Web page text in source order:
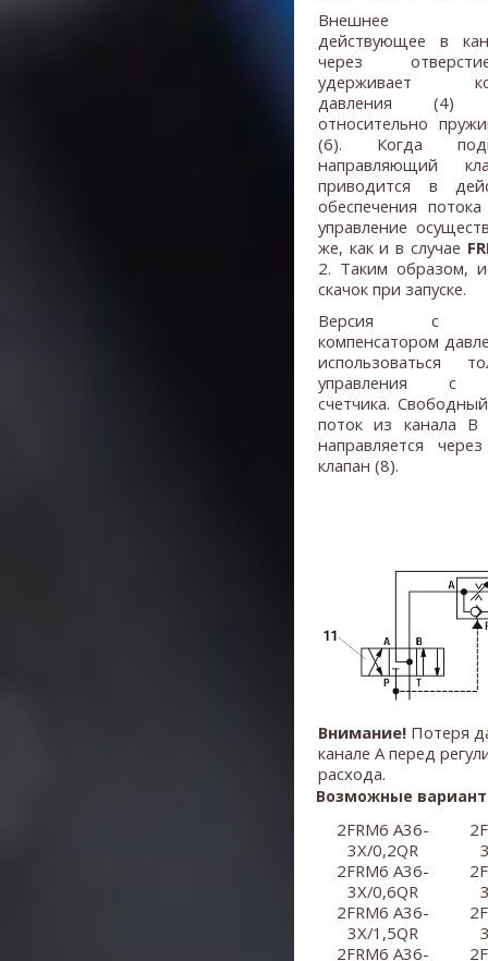
Внешнее
действующее в
через
удерживает
давления (4)
относительно
(6). Когда
направляющий
приводится в
обеспечения
управление
же, как и в случае
2. Таким образом,
скачок при запуске.
Версия с
компенсатором
использоваться
управления с
счетчика.
поток из канала
направляется
клапан (8).
Внимание! Потеря
канале A перед
расхода.
Возможные
2FRM6 A36-
3X/0,2QR
2FRM6 A36-
3X/0,6QR
2FRM6 A36-
3X/1,5QR
2FRM6 A36-